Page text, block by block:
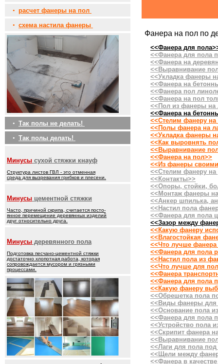
• расчет фанеры на пол
• схема настила фанеры
• Так полы не делать!
• Так полы делать!
Минусы сухой стяжки кнауф
Структура листов ГВЛ - это отменная
среда для вызревания грибков и плесени.
Минусы цементной стяжки
Часто, причиной скрипа, считается посто-
янное перемещение деревянных изделий
друг относительно друга.
Минусы деревянного пола
Подготовка песчано-цементной стяжки
достаточно хлопотная работа, которая
сопровождается мусором и грязными
процессами.
Фанера на пол по
<<Фанера для
<<Фанера для пола
<<Фанера на
<<Выравнивание
<<Укладка фанеры
<<Фанера на
<<Фанера пол
<<Фанера на пол
<<Пол из фанеры на
<<Фанера на
<<Стелим фанеру на
<<Полы фанера на
<<Укладка фанеры
<<Как выровнять
<<Выравнивание
<<Фанера на пол>>
<<Из фанеры
<<Стелим фанеру
<<Контакты>>
<<Опоры, стойки,
<<Монтаж фанеры
<<Анкер шпилька,
<<Настил пола
<<Фанера для пола
<<Зазор между
<<Какую фанеру
<<Влагостойкая
<<Что лучше
<<Фанера для пола
<<Настил пола из
<<Что лучше для
<<Фанера
<<Фанера для пола
<<Какую фанеру
<<Обрешетка пола
<<Виды фанеры для
<<Основание пола
<<Фанера для пола
<<Устройство пола
<<Скрипит фанера
<<Выравнивание
<<Лаги для пола
<<Щели между
<<Фанера в